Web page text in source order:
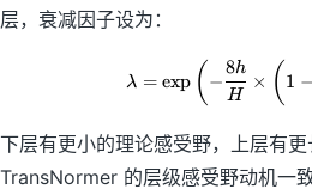
层，衰减因子设为：
λ = exp ( −
H
8h
× ( 1 −
下层有更小的理论感受野，上层有
TransNormer 的层级感受野动机一致